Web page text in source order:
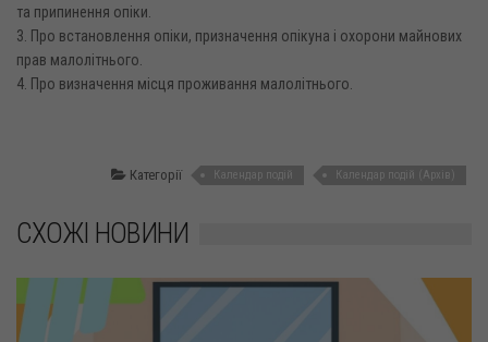
та припинення опіки.
3. Про встановлення опіки, призначення опікуна і охорони майнових
прав малолітнього.
4. Про визначення місця проживання малолітнього.
Категорії Календар подій Календар подій (Архів)
СХОЖІ НОВИНИ